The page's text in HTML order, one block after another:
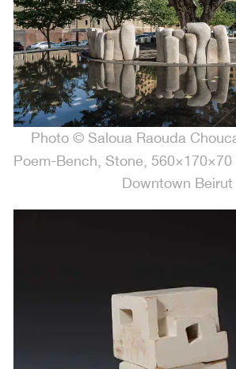
Photo © Saloua Raouda
.Poem-Bench, Stone,
Downtown Beirut